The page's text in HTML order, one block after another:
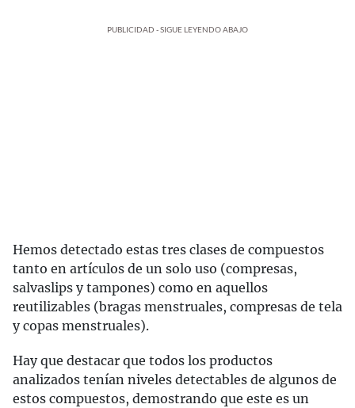
PUBLICIDAD - SIGUE LEYENDO ABAJO
Hemos detectado estas tres clases de compuestos
tanto en artículos de un solo uso (compresas,
salvaslips y tampones) como en aquellos
reutilizables (bragas menstruales, compresas de tela
y copas menstruales).
Hay que destacar que todos los productos
analizados tenían niveles detectables de algunos de
estos compuestos, demostrando que este es un